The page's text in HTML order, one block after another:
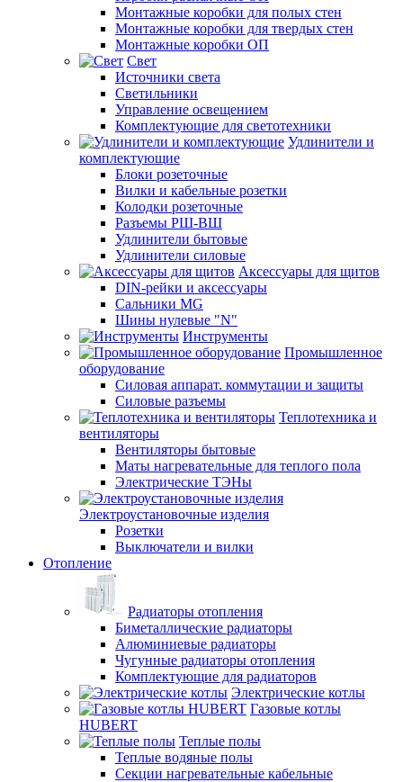
Монтажные коробки для полых стен
Монтажные коробки для твердых стен
Монтажные коробки ОП
Свет
Источники света
Светильники
Управление освещением
Комплектующие для светотехники
Удлинители и
комплектующие
Блоки розеточные
Вилки и кабельные розетки
Колодки розеточные
Разъемы РШ-ВШ
Удлинители бытовые
Удлинители силовые
Аксессуары для щитов
DIN-рейки и аксессуары
Сальники MG
Шины нулевые "N"
Инструменты
Промышленное
оборудование
Силовая аппарат. коммутации и защиты
Силовые разъемы
Теплотехника и
вентиляторы
Вентиляторы бытовые
Маты нагревательные для теплого пола
Электрические ТЭНы
Электроустановочные изделия
Розетки
Выключатели и вилки
Отопление
Радиаторы отопления
Биметаллические радиаторы
Алюминиевые радиаторы
Чугунные радиаторы отопления
Комплектующие для радиаторов
Электрические котлы
Газовые котлы
HUBERT
Теплые полы
Теплые водяные полы
Секции нагревательные кабельные